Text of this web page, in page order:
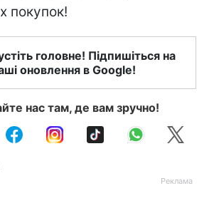
покупок!
головне! Підпишіться на
оновлення в Google!
нас там, де вам зручно!